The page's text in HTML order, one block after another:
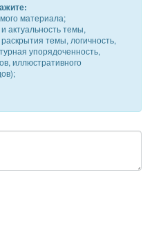
материала;
актуальность темы,
темы, логичность,
упорядоченность,
иллюстративного